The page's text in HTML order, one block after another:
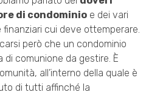
di condominio e dei vari
cui deve ottemperare.
però che un condominio
di comunione da gestire. È
all’interno della quale è
di tutti affinché la